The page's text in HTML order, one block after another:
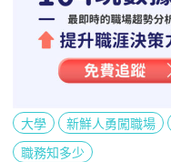
大學 新鮮人勇闖職場
職務知多少